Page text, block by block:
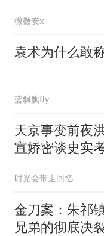
微微安x
袁术为什么敢
蓝飘飘fly
天京事变前夜
宣娇密谈史实
时光会带走回忆
金刀案：朱祁
兄弟的彻底决